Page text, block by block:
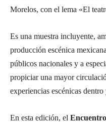
Morelos, con el lema «El
Es una muestra incluyente,
producción escénica
públicos nacionales y a
propiciar una mayor
experiencias escénicas
En esta edición, el